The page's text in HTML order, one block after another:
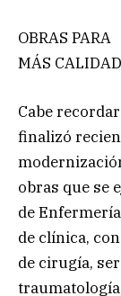
OBRAS PARA
MÁS CALIDAD
Cabe
finalizó
obras que se
de
de clínica,
de cirugía,